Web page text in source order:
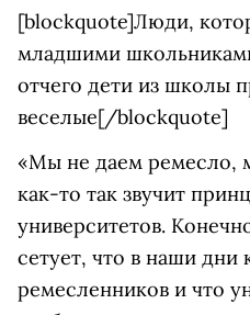
[blockquote]Люди,
младшими
отчего дети из школы
веселые[/blockquote]
«Мы не даем ремесло,
как-то так звучит
университетов.
сетует, что в наши дни
ремесленников и что